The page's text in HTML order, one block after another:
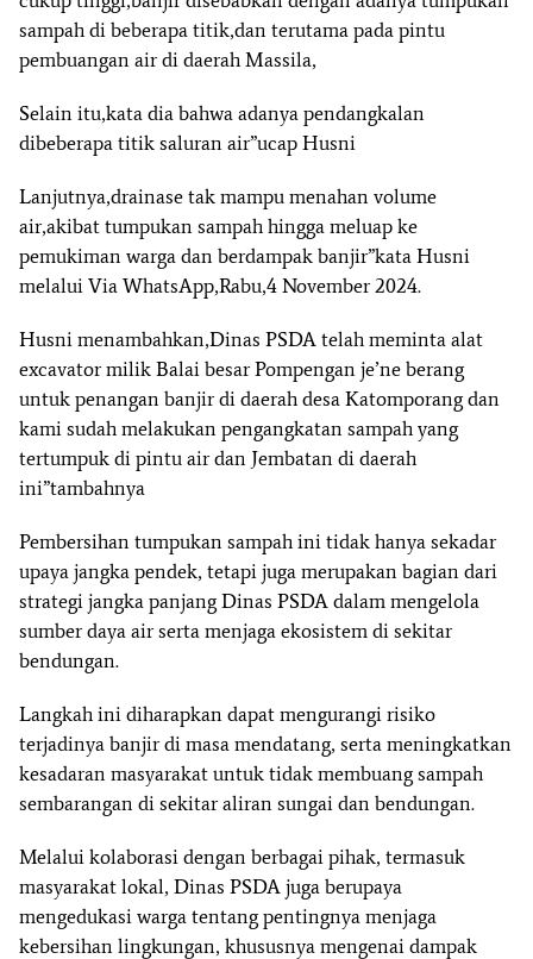
sampah di beberapa titik,dan terutama pada pintu
pembuangan air di daerah Massila,
Selain itu,kata dia bahwa adanya pendangkalan
dibeberapa titik saluran air”ucap Husni
Lanjutnya,drainase tak mampu menahan volume
air,akibat tumpukan sampah hingga meluap ke
pemukiman warga dan berdampak banjir”kata Husni
melalui Via WhatsApp,Rabu,4 November 2024.
Husni menambahkan,Dinas PSDA telah meminta alat
excavator milik Balai besar Pompengan je’ne berang
untuk penangan banjir di daerah desa Katomporang dan
kami sudah melakukan pengangkatan sampah yang
tertumpuk di pintu air dan Jembatan di daerah
ini”tambahnya
Pembersihan tumpukan sampah ini tidak hanya sekadar
upaya jangka pendek, tetapi juga merupakan bagian dari
strategi jangka panjang Dinas PSDA dalam mengelola
sumber daya air serta menjaga ekosistem di sekitar
bendungan.
Langkah ini diharapkan dapat mengurangi risiko
terjadinya banjir di masa mendatang, serta meningkatkan
kesadaran masyarakat untuk tidak membuang sampah
sembarangan di sekitar aliran sungai dan bendungan.
Melalui kolaborasi dengan berbagai pihak, termasuk
masyarakat lokal, Dinas PSDA juga berupaya
mengedukasi warga tentang pentingnya menjaga
kebersihan lingkungan, khususnya mengenai dampak